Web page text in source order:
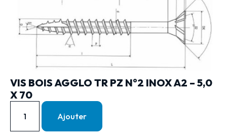
VIS BOIS AGGLO TR PZ N°2 INOX A2 – 5,0
X 70
Ajouter